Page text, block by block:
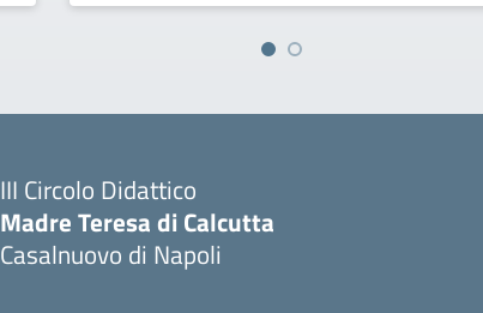
III Circolo Didattico
Madre Teresa di Calcutta
Casalnuovo di Napoli